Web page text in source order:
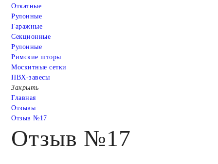
Откатные
Рулонные
Гаражные
Cекционные
Рулонные
Римские шторы
Москитные сетки
ПВХ-завесы
Закрыть
Главная
Отзывы
Отзыв №17
Отзыв №17